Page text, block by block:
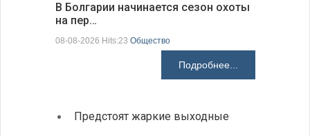
В Болгарии начинается сезон охоты
на пер…
08-08-2026 Hits:23 Общество
Подробнее...
Предстоят жаркие выходные